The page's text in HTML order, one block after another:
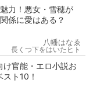
力！悪女・雪穂が
係に愛はある？
八幡はなゑ
長くつ下をはいたヒト
け官能・エロ小説お
ト10！